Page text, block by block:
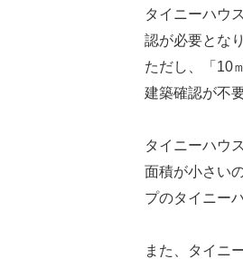
タイニーハウ
認が必要とな
ただし、「10
建築確認が不
タイニーハウ
面積が小さい
プのタイニー
また、タイニ